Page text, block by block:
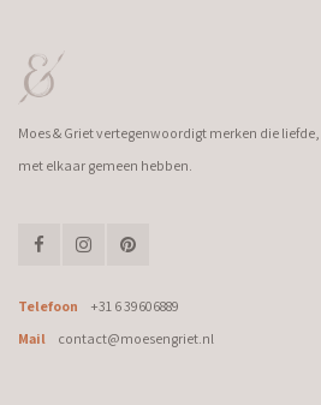
Moes & Griet vertegenwoordigt merken die
met elkaar gemeen hebben.
Telefoon
+31 6 39606889
Mail
contact@moesengriet.nl